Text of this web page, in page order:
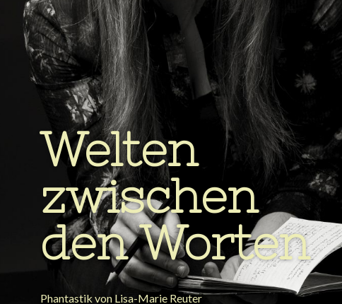
Welten
zwischen
den Worten
Phantastik von Lisa-Marie Reuter